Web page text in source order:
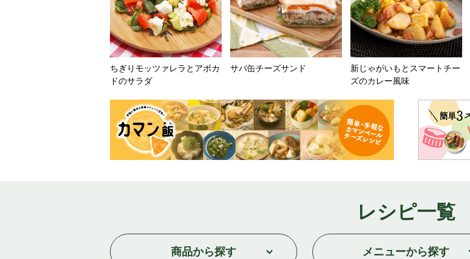
ちぎりモッツァレラとアボカ
ドのサラダ
サバ缶チーズサンド
新じゃがいもとスマートチー
ズのカレー風味
レシピ一覧
商品から探す メニューから探す